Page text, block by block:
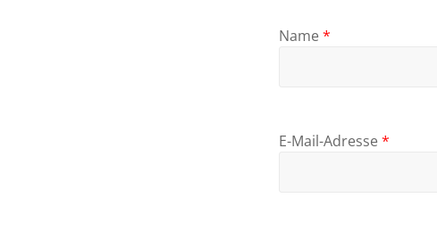
Name*
E-Mail-Adresse*